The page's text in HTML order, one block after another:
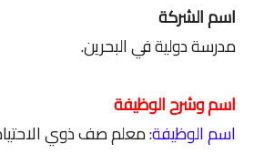
اسم الشركة
مدرسة دولية في البحرين.
اسم وشرح الوظيفة
اسم الوظيفة:معلم صف ذوي